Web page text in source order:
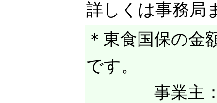
詳しくは事務局
＊東食国保の金
です。
事業主：